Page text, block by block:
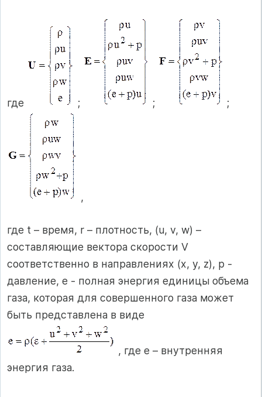
где ; ; ;
,
где t – время, r – плотность, (u, v, w) –
составляющие вектора скорости V
соответственно в направлениях (x, y, z), p -
давление, e - полная энергия единицы объема
газа, которая для совершенного газа может
быть представлена в виде
, где e – внутренняя
энергия газа.